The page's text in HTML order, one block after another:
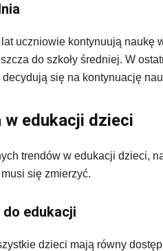
uczniowie kontynuują naukę
do szkoły średniej. W
decydują się na kontynuację
w edukacji dzieci
trendów w edukacji dzieci,
się zmierzyć.
do edukacji
dzieci mają równy